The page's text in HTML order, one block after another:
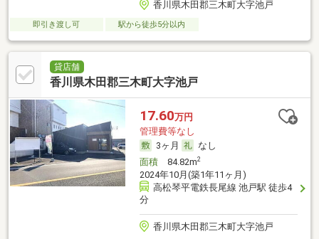
香川県木田郡三木町大字池戸
即引き渡し可 駅から徒歩5分以内
貸店舗
香川県木田郡三木町大字池戸
17.60万円
管理費等なし
3ヶ月
なし
面積84.82m2
2024年10月(築1年11ヶ月)
高松琴平電鉄長尾線 池戸駅 徒歩4
分
香川県木田郡三木町大字池戸